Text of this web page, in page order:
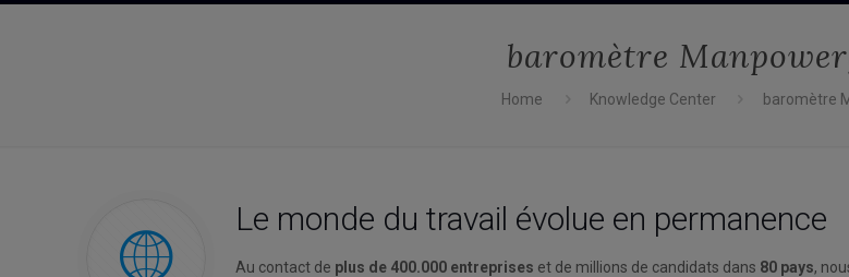
baromètre
Home Knowledge Center baromètre
Le monde du travail évolue en permanence
Au contact de plus de 400.000 entreprises et de millions de candidats dans 80 pays,